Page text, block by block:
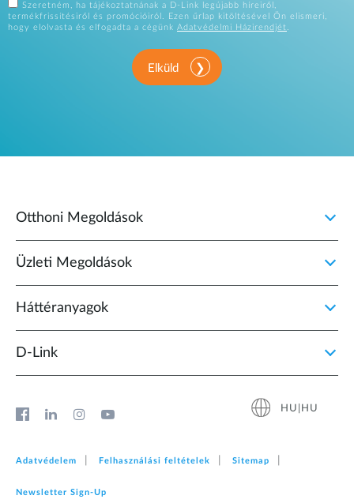
Szeretném, ha tájékoztatnának a D-Link legújabb híreiről,
termékfrissítésiről és promócióiról. Ezen űrlap kitöltésével Ön elismeri,
hogy elolvasta és elfogadta a cégünk Adatvédelmi Házirendjét.
Elküld
Otthoni Megoldások
Üzleti Megoldások
Háttéranyagok
D‑Link
HU|HU
Adatvédelem Felhasználási feltételek Sitemap
Newsletter Sign‑Up